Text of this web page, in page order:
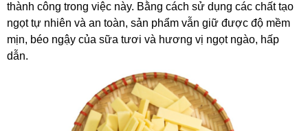
thành công trong việc này. Bằng cách sử dụng các chất tạo
ngọt tự nhiên và an toàn, sản phẩm vẫn giữ được độ mềm
mịn, béo ngậy của sữa tươi và hương vị ngọt ngào, hấp
dẫn.